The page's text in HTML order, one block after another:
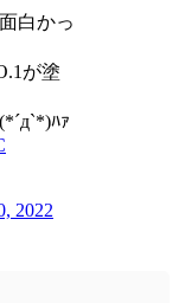
白かっ
が塗
ﾊｧ
2022